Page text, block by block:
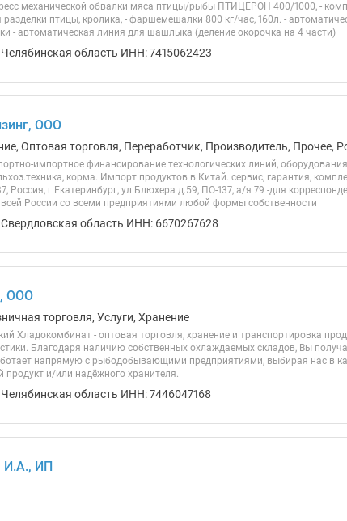
механической обвалки мяса птицы/рыбы ПТИЦЕРОН 400/1000, -
разделки птицы, кролика, - фаршемешалки 800 кг/час, 160л. -
- автоматическая линия для шашлыка (деление окорочка на 4 части)
Челябинская область ИНН: 7415062423
ООО
Оптовая торговля, Переработчик, Производитель, Прочее,
импортное финансирование технологических линий,
корма. Импорт продуктов в Китай. сервис, гарантия,
Россия, г.Екатеринбург, ул.Блюхера д.59, ПО-137, a/я 79 -для
России со всеми предприятиями любой формы собственности
Свердловская область ИНН: 6670267628
ООО
торговля, Услуги, Хранение
Хладокомбинат - оптовая торговля, хранение и транспортировка
Благодаря наличию собственных охлаждаемых складов, Вы
напрямую с рыбодобывающими предприятиями, выбирая нас в
продукт и/или надёжного хранителя.
Челябинская область ИНН: 7446047168
И.А., ИП